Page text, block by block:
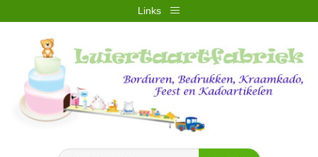
Links
REGISTREREN
WINKELWAGEN (0)